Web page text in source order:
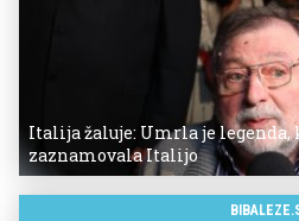
Italija žaluje: Umrla je
zaznamovala Italijo